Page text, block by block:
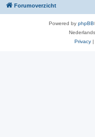
Forumoverzicht
Powered by phpBB
Privacy |